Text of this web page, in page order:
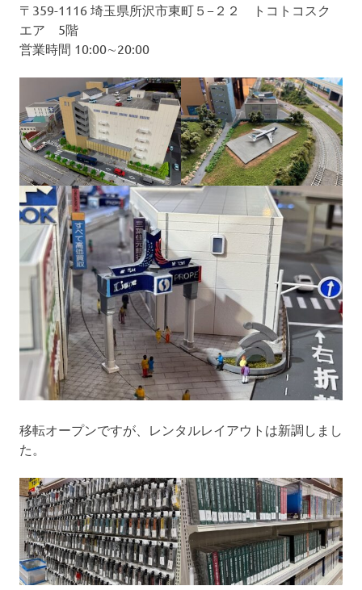
〒359-1116 埼玉県所沢市東町５−２２ トコトコスク
エア 5階
営業時間 10:00∼20:00
移転オープンですが、レンタルレイアウトは新調しまし
た。